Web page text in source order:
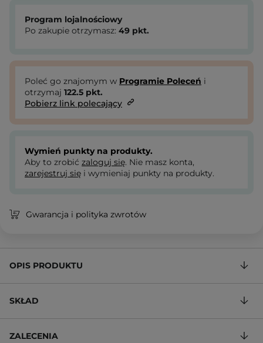
Program lojalnościowy
Po zakupie otrzymasz: 49 pkt.
Poleć go znajomym w Programie Poleceń i
otrzymaj 122.5 pkt.
Pobierz link polecający
Wymień punkty na produkty.
Aby to zrobić zaloguj się. Nie masz konta,
zarejestruj się i wymieniaj punkty na produkty.
Gwarancja i polityka zwrotów
OPIS PRODUKTU
SKŁAD
ZALECENIA